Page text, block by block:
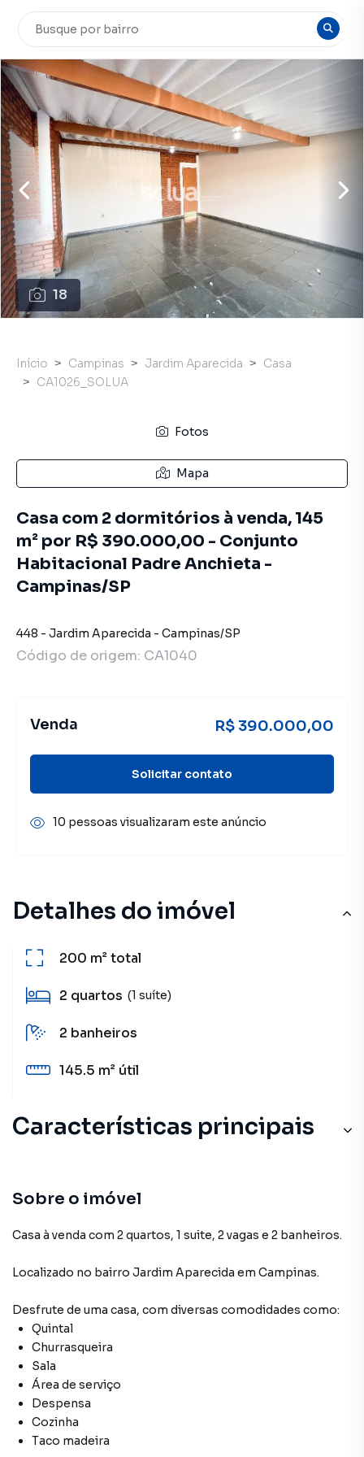
18
Detalhes do imóvel
200 m²total
2 quartos (1 suíte)
2 banheiros
145.5 m² útil
Características principais
Sobre o imóvel
Casa à venda com 2 quartos, 1 suite, 2 vagas e 2 banheiros.
Localizado no bairro Jardim Aparecida em Campinas.
Desfrute de uma casa, com diversas comodidades como:
Quintal
Churrasqueira
Sala
Área de serviço
Despensa
Cozinha
Taco madeira
Início Campinas Jardim Aparecida
Casa
CA1026_SOLUA
Fotos
Mapa
Casa com 2 dormitórios à venda, 145
m² por R$ 390.000,00 - Conjunto
Habitacional Padre Anchieta -
Campinas/SP
448 - Jardim Aparecida - Campinas/SP
Código de origem: CA1040
Venda R$ 390.000,00
Solicitar contato
10 pessoas visualizaram este anúncio